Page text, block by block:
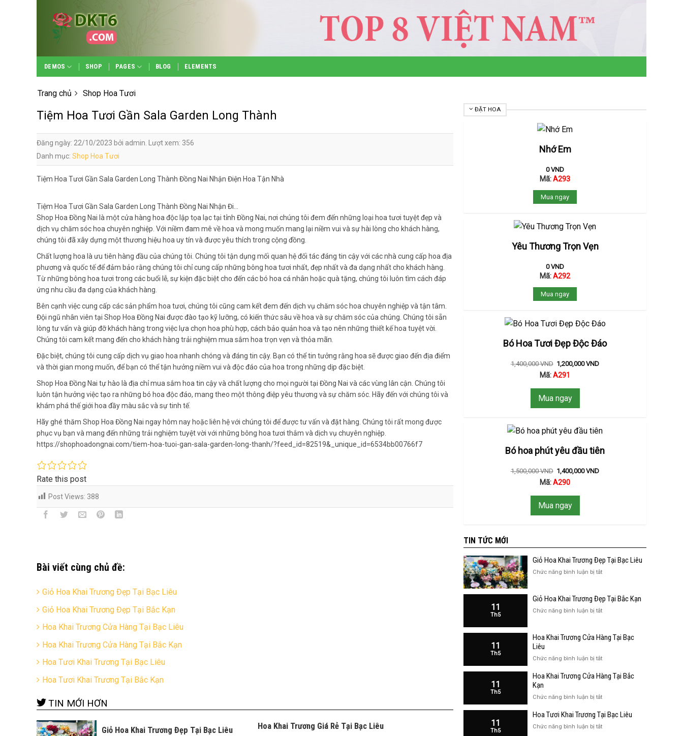
content
DEMOS SHOP PAGES BLOG ELEMENTS
Trang chủ Shop Hoa Tươi
Tiệm Hoa Tươi Gần Sala Garden Long Thành
Đăng ngày: 22/10/2023 bởi admin. Lượt xem: 356
Danh mục: Shop Hoa Tươi
Tiệm Hoa Tươi Gần Sala Garden Long Thành Đồng Nai Nhận Điện Hoa Tận Nhà
Tiệm Hoa Tươi Gần Sala Garden Long Thành Đồng Nai Nhận Đi…
Shop Hoa Đồng Nai là một cửa hàng hoa độc lập tọa lạc tại tỉnh Đồng Nai, nơi chúng tôi đem đến những loại hoa tươi tuyệt đẹp và
dịch vụ chăm sóc hoa chuyên nghiệp. Với niềm đam mê về hoa và mong muốn mang lại niềm vui và sự hài lòng cho khách hàng,
chúng tôi đã xây dựng một thương hiệu hoa uy tín và được yêu thích trong cộng đồng.
Chất lượng hoa là ưu tiên hàng đầu của chúng tôi. Chúng tôi tận dụng mối quan hệ đối tác đáng tin cậy với các nhà cung cấp hoa địa
phương và quốc tế để đảm bảo rằng chúng tôi chỉ cung cấp những bông hoa tươi nhất, đẹp nhất và đa dạng nhất cho khách hàng.
Từ những bông hoa tươi trong các buổi lễ, sự kiện đặc biệt cho đến các bó hoa cá nhân hoặc quà tặng, chúng tôi luôn tìm cách đáp
ứng nhu cầu đa dạng của khách hàng.
Bên cạnh việc cung cấp các sản phẩm hoa tươi, chúng tôi cũng cam kết đem đến dịch vụ chăm sóc hoa chuyên nghiệp và tận tâm.
Đội ngũ nhân viên tại Shop Hoa Đồng Nai được đào tạo kỹ lưỡng, có kiến thức sâu về hoa và sự chăm sóc của chúng. Chúng tôi sẵn
lòng tư vấn và giúp đỡ khách hàng trong việc lựa chọn hoa phù hợp, cách bảo quản hoa và tạo nên những thiết kế hoa tuyệt vời.
Chúng tôi cam kết mang đến cho khách hàng trải nghiệm mua sắm hoa trọn vẹn và thỏa mãn.
Đặc biệt, chúng tôi cung cấp dịch vụ giao hoa nhanh chóng và đáng tin cậy. Bạn có thể tin tưởng rằng hoa sẽ được giao đến địa điểm
và thời gian mong muốn, để bạn có thể tận hưởng niềm vui và độc đáo của hoa trong những dịp đặc biệt.
Shop Hoa Đồng Nai tự hào là địa chỉ mua sắm hoa tin cậy và chất lượng cho mọi người tại Đồng Nai và các vùng lân cận. Chúng tôi
luôn tận hưởng việc tạo ra những bó hoa độc đáo, mang theo một thông điệp yêu thương và sự chăm sóc. Hãy đến với chúng tôi và
khám phá thế giới hoa đầy màu sắc và sự tinh tế.
Hãy ghé thăm Shop Hoa Đồng Nai ngay hôm nay hoặc liên hệ với chúng tôi để được tư vấn và đặt hàng. Chúng tôi rất mong được
phục vụ bạn và mang đến những trải nghiệm tuyệt vời với những bông hoa tươi thắm và dịch vụ chuyên nghiệp.
https://shophoadongnai.com/tiem-hoa-tuoi-gan-sala-garden-long-thanh/?feed_id=82519&_unique_id=6534bb00766f7
Rate this post
Post Views: 388
Bài viết cùng chủ đề:
Giỏ Hoa Khai Trương Đẹp Tại Bạc Liêu
Giỏ Hoa Khai Trương Đẹp Tại Bắc Kạn
Hoa Khai Trương Cửa Hàng Tại Bạc Liêu
Hoa Khai Trương Cửa Hàng Tại Bắc Kạn
Hoa Tươi Khai Trương Tại Bạc Liêu
Hoa Tươi Khai Trương Tại Bắc Kạn
TIN MỚI HƠN
Giỏ Hoa Khai Trương Đẹp Tại Bạc Liêu Hoa Khai Trương Giá Rẻ Tại Bạc Liêu
ĐẶT HOA
Nhớ Em
0VND
Mã:A293
Mua ngay
Yêu Thương Trọn Vẹn
0VND
Mã:A292
Mua ngay
Bó Hoa Tươi Đẹp Độc Đáo
1,400,000VND 1,200,000VND
Mã:A291
Mua ngay
Bó hoa phút yêu đầu tiên
1,500,000VND 1,400,000VND
Mã:A290
Mua ngay
TIN TỨC MỚI
Giỏ Hoa Khai Trương Đẹp Tại Bạc Liêu
Chức năng bình luận bị tắtở
Khai
Đẹp
Liêu
11
Th5
Giỏ Hoa Khai Trương Đẹp Tại Bắc Kạn
Chức năng bình luận bị tắtở
Khai
Tại
Kạn
11
Th5
Hoa Khai Trương Cửa Hàng Tại Bạc
Liêu
Chức năng bình luận bị tắtở
Khai
Hàng
Bạc
Liêu
11
Th5
Hoa Khai Trương Cửa Hàng Tại Bắc
Kạn
Chức năng bình luận bị tắtở
Khai
11
Th5
Hoa Tươi Khai Trương Tại Bạc Liêu
Chức năng bình luận bị tắtở